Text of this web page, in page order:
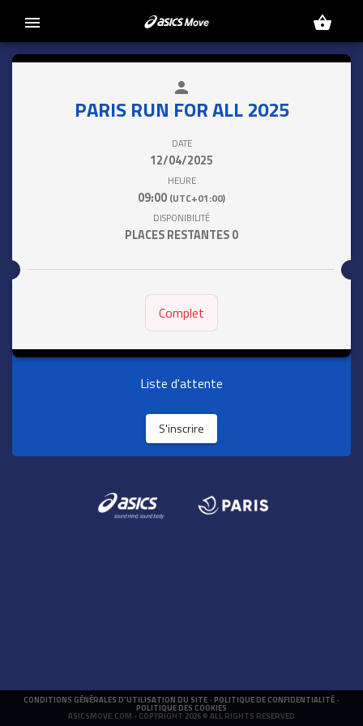
menu shopping_basket
person
PARIS RUN FOR ALL 2025
DATE
12/04/2025
HEURE
09:00 (UTC+01:00)
DISPONIBILITÉ
PLACES RESTANTES0
Complet
Liste d'attente
S'inscrire
CONDITIONS GÉNÉRALES D'UTILISATION DU SITE - POLITIQUE DE CONFIDENTIALITÉ -
POLITIQUE DES COOKIES
ASICSMOVE.COM - COPYRIGHT 2026 © ALL RIGHTS RESERVED